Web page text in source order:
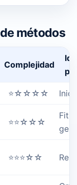
métodos
Complejidad
⭐☆☆☆☆
⭐⭐☆☆☆
⭐⭐⭐☆☆